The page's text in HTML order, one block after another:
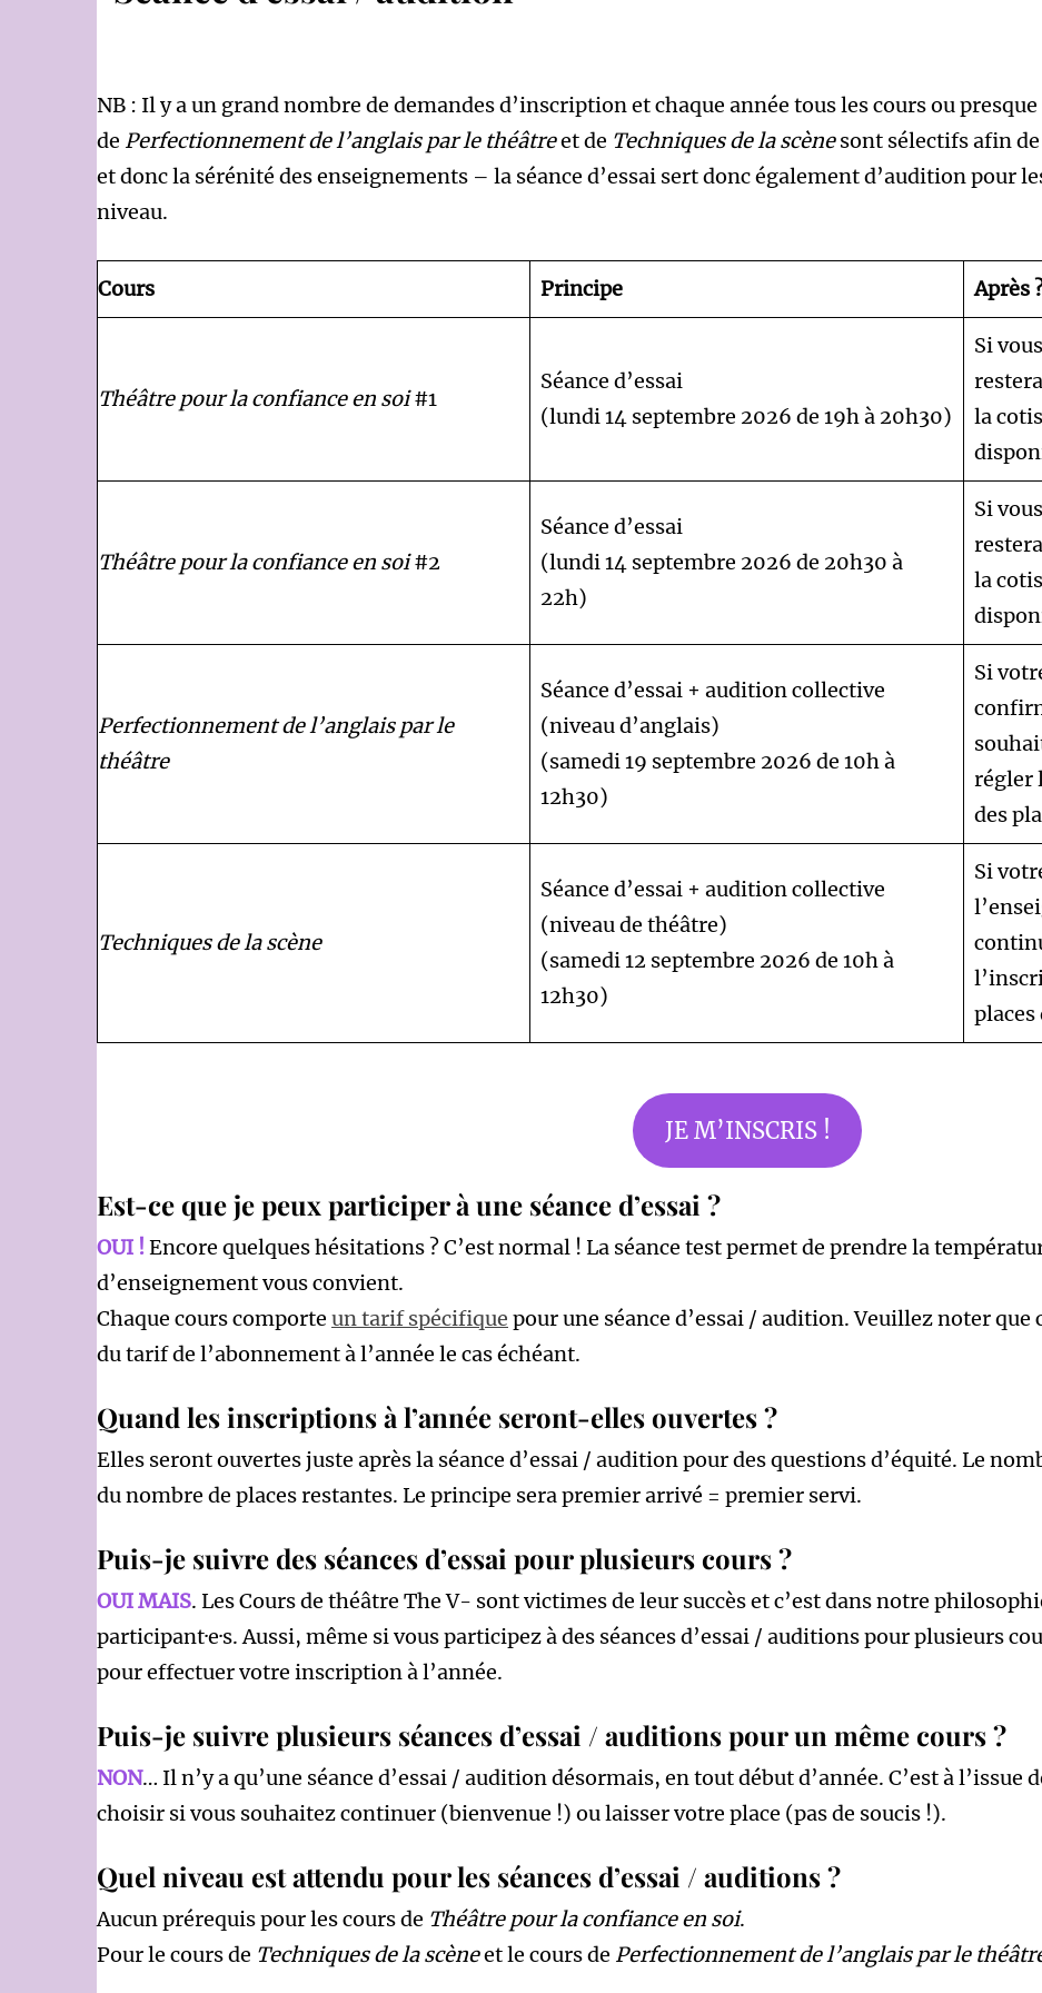
NB : Il y a un grand nombre de demandes d’inscription et chaque année tous les cours ou
de Perfectionnement de l’anglais par le théâtreet de Techniques de la scènesont sélectifs afin
et donc la sérénité des enseignements – la séance d’essai sert donc également d’audition pour
niveau.
Cours Principe Après
Théâtre pour la confiance en soi#1
Séance d’essai
(lundi 14 septembre 2026 de 19h à 20h30)
Si
la
Théâtre pour la confiance en soi#2
Séance d’essai
(lundi 14 septembre 2026 de 20h30 à
22h)
Si
la
Perfectionnement de l’anglais par le
théâtre
Séance d’essai + audition collective
(niveau d’anglais)
(samedi 19 septembre 2026 de 10h à
12h30)
Si
régler
des
Techniques de la scène
Séance d’essai + audition collective
(niveau de théâtre)
(samedi 12 septembre 2026 de 10h à
12h30)
Si
JE M’INSCRIS !
Est-ce que je peux participer à une séance d’essai ?
OUI !Encore quelques hésitations ? C’est normal ! La séance test permet de prendre la
d’enseignement vous convient.
Chaque cours comporte un tarif spécifique pour une séance d’essai / audition. Veuillez noter
du tarif de l’abonnement à l’année le cas échéant.
Quand les inscriptions à l’année seront-elles ouvertes ?
Elles seront ouvertes juste après la séance d’essai / audition pour des questions d’équité. Le
du nombre de places restantes. Le principe sera premier arrivé = premier servi.
Puis-je suivre des séances d’essai pour plusieurs cours ?
OUI MAIS. Les Cours de théâtre The V- sont victimes de leur succès et c’est dans notre
participant·e·s. Aussi, même si vous participez à des séances d’essai / auditions pour plusieurs
pour effectuer votre inscription à l’année.
Puis-je suivre plusieurs séances d’essai / auditions pour un même cours ?
NON… Il n’y a qu’une séance d’essai / audition désormais, en tout début d’année. C’est à l’issue
choisir si vous souhaitez continuer (bienvenue !) ou laisser votre place (pas de soucis !).
Quel niveau est attendu pour les séances d’essai / auditions ?
Aucun prérequis pour les cours de Théâtre pour la confiance en soi.
Pour le cours de Techniques de la scèneet le cours de Perfectionnement de l’anglais par le